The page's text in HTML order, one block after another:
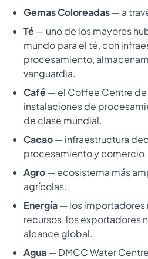
Gemas Coloreadas— a
Té— uno de los mayores
mundo para el té, con
procesamiento,
vanguardia.
Café— el Coffee Centre
instalaciones de
de clase mundial.
Cacao— infraestructura
procesamiento y comercio.
Agro— ecosistema más
agrícolas.
Energía— los importadores
recursos, los exportadores
alcance global.
Agua— DMCC Water